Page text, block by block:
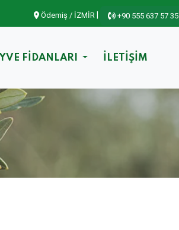
Ödemiş / İZMİR +90 555 637 57 35
FİDANLARI İLETİŞİM